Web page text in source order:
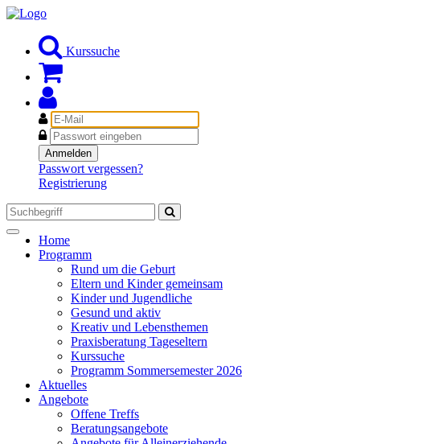
Kurssuche
E-
Mail
Passwort
Anmelden
Passwort vergessen?
Registrierung
Toggle
navigation
Home
Programm
Rund um die Geburt
Eltern und Kinder gemeinsam
Kinder und Jugendliche
Gesund und aktiv
Kreativ und Lebensthemen
Praxisberatung Tageseltern
Kurssuche
Programm Sommersemester 2026
Aktuelles
Angebote
Offene Treffs
Beratungsangebote